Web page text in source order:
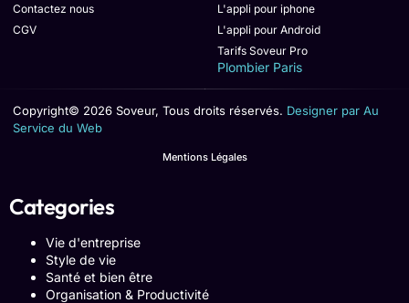
Contactez nous
CGV
L'appli pour iphone
L'appli pour Android
Tarifs Soveur Pro
Plombier Paris
Copyright© 2026 Soveur, Tous droits réservés. Designer par Au
Service du Web
Mentions Légales
Categories
Vie d'entreprise
Style de vie
Santé et bien être
Organisation & Productivité